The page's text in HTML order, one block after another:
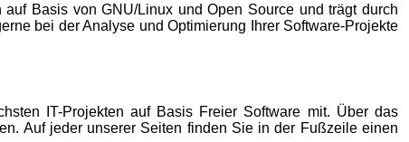
Basis von GNU/Linux und Open Source und trägt durch
bei der Analyse und Optimierung Ihrer Software-Projekte
IT-Projekten auf Basis Freier Software mit. Über das
Auf jeder unserer Seiten finden Sie in der Fußzeile einen